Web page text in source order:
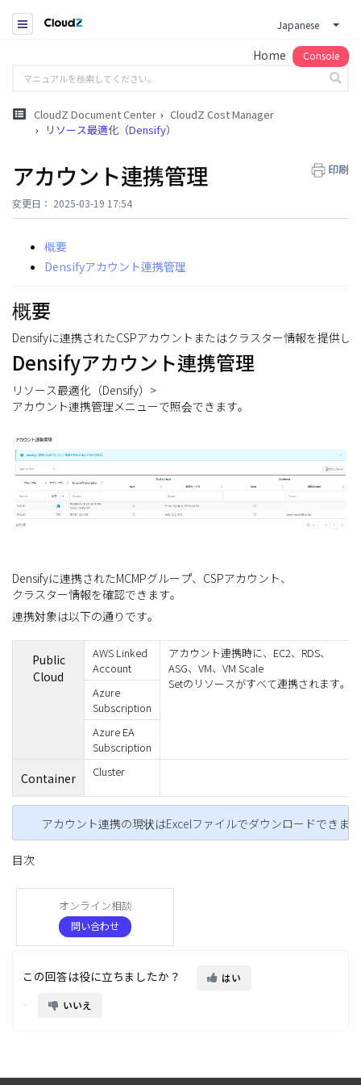
Japanese
Home Console
CloudZ Document Center
CloudZ Cost Manager
リソース最適化（Densify）
アカウント連携管理 印刷
変更日： 2025-03-19 17:54
概要
Densifyアカウント連携管理
概要
Densifyに連携されたCSPアカウントまたはクラスター情報を提供し
Densifyアカウント連携管理
リソース最適化（Densify）>
アカウント連携管理メニューで照会できます。
Densifyに連携されたMCMPグループ、CSPアカウント、
クラスター情報を確認できます。
連携対象は以下の通りです。
Public
Cloud
AWS Linked
Account
アカウント連携時に、EC2、RDS、
ASG、VM、VM Scale
Setのリソースがすべて連携されます。
Azure
Subscription
Azure EA
Subscription
Container Cluster
アカウント連携の現状はExcelファイルでダウンロードできま
目次
オンライン相談
問い合わせ
この回答は役に立ちましたか？ はい
いいえ